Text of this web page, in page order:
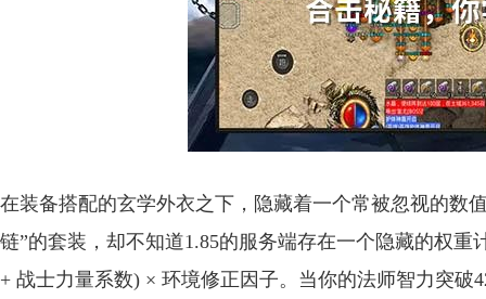
在装备搭配的玄学外衣之下，隐藏着一个常被忽视的数
链”的套装，却不知道1.85的服务端存在一个隐藏的权
+ 战士力量系数) × 环境修正因子。当你的法师智力突